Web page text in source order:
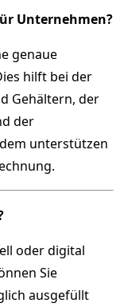
Unternehmen?
genaue
hilft bei der
Gehältern, der
der
unterstützen
oder digital
Sie
ausgefüllt